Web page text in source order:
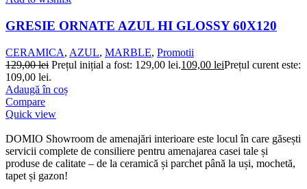
GRESIE ORNATE AZUL HI GLOSSY 60X120
CERAMICA, AZUL, MARBLE, Promotii
129,00lei Prețul inițial a fost: 129,00 lei.109,00 leiPrețul curent este:
109,00 lei.
Adaugă în coș
Compare
Quick view
DOMIO Showroom de amenajări interioare este locul în care găsești
servicii complete de consiliere pentru amenajarea casei tale și
produse de calitate – de la ceramică și parchet până la uși, mochetă,
tapet și gazon!